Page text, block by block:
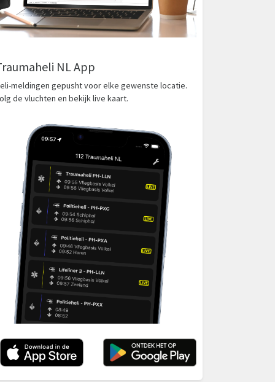
NL App
meldingen gepusht voor elke gewenste locatie.
de vluchten en bekijk live kaart.